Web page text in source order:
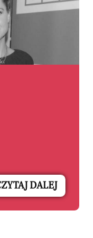
DALEJ